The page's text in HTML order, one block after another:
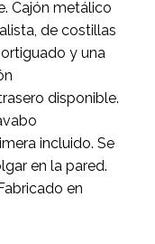
Cajón metálico
de costillas
y una
disponible.
incluido. Se
en la pared.
en